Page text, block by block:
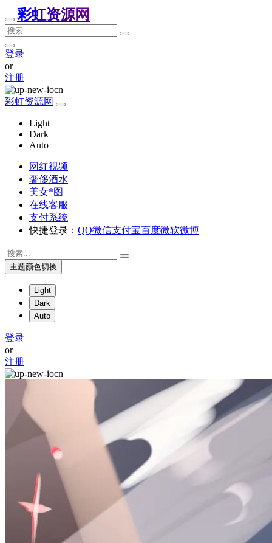
彩虹资源网
登录
or
注册
彩虹资源网
Light
Dark
Auto
网红视频
奢侈酒水
美女*图
在线客服
支付系统
快捷登录： QQ微信支付宝百度微软微博
主题颜色切换
Light
Dark
Auto
登录
or
注册